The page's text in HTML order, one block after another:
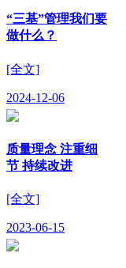
“三基”管理我们要
做什么？
[全文]
2024-12-06
质量理念 注重细
节 持续改进
[全文]
2023-06-15